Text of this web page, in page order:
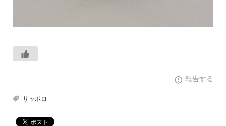
報告する
サッポロ